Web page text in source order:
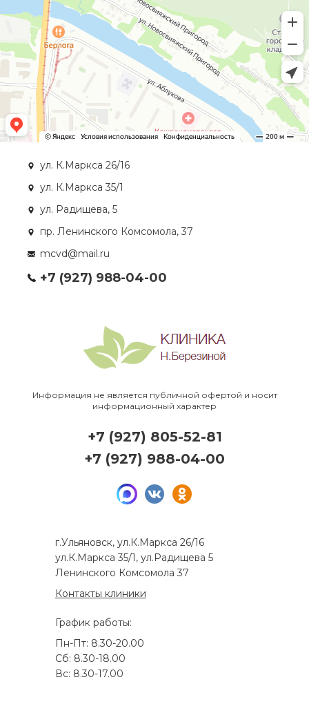
ул. К.Маркса 26/16
ул. К.Маркса 35/1
ул. Радищева, 5
пр. Ленинского Комсомола, 37
mcvd@mail.ru
+7 (927) 988-04-00
Информация не является публичной офертой и носит
информационный характер
г.Ульяновск, ул.К.Маркса 26/16
ул.К.Маркса 35/1, ул.Радищева 5
Ленинского Комсомола 37
Контакты клиники
График работы:
Пн-Пт: 8.30-20.00
Сб: 8.30-18.00
Вс: 8.30-17.00
+7 (927) 805-52-81
+7 (927) 988-04-00